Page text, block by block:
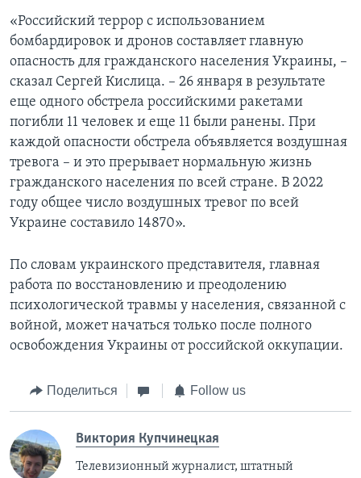
«Российский террор с использованием
бомбардировок и дронов составляет главную
опасность для гражданского населения Украины, –
сказал Сергей Кислица. – 26 января в результате
еще одного обстрела российскими ракетами
погибли 11 человек и еще 11 были ранены. При
каждой опасности обстрела объявляется воздушная
тревога – и это прерывает нормальную жизнь
гражданского населения по всей стране. В 2022
году общее число воздушных тревог по всей
Украине составило 14870».
По словам украинского представителя, главная
работа по восстановлению и преодолению
психологической травмы у населения, связанной с
войной, может начаться только после полного
освобождения Украины от российской оккупации.
Поделиться Follow us
Виктория Купчинецкая
Телевизионный журналист, штатный